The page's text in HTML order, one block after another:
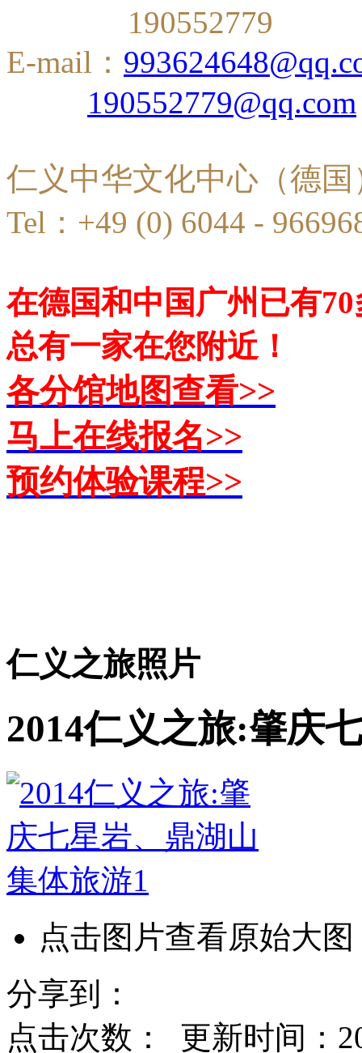
190552779
E-mail：
190552779@qq.com
仁义中华文化中心（德国
Tel：+49 (0) 6044 -
在德国和中国广州已有
总有一家在您附近！
各分馆地图查看>>
马上在线报名>>
预约体验课程>>
仁义之旅照片
2014仁义之旅:肇庆
点击图片查看原始大图
分享到：
点击次数：
更新时间：